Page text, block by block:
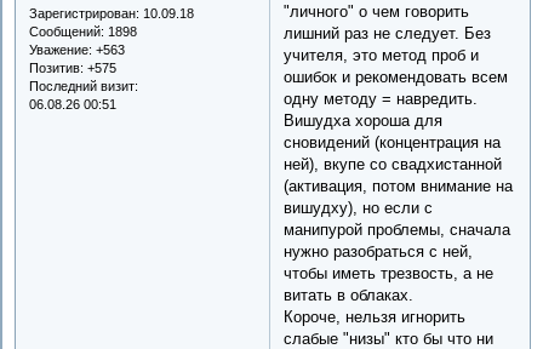
Зарегистрирован: 10.09.18
Сообщений: 1898
Уважение: +563
Позитив: +575
Последний визит:
06.08.26 00:51
"личного" о чем говорить
лишний раз не следует. Без
учителя, это метод проб и
ошибок и рекомендовать всем
одну методу = навредить.
Вишудха хороша для
сновидений (концентрация на
ней), вкупе со свадхистанной
(активация, потом внимание на
вишудху), но если с
манипурой проблемы, сначала
нужно разобраться с ней,
чтобы иметь трезвость, а не
витать в облаках.
Короче, нельзя игнорить
слабые "низы" кто бы что ни